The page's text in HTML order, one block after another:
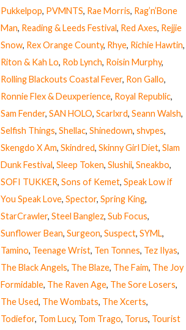
Pukkelpop, PVMNTS, Rae Morris, Rag’n’Bone
Man, Reading & Leeds Festival, Red Axes, Rejjie
Snow, Rex Orange County, Rhye, Richie Hawtin,
Riton & Kah Lo, Rob Lynch, Roisin Murphy,
Rolling Blackouts Coastal Fever, Ron Gallo,
Ronnie Flex & Deuxperience, Royal Republic,
Sam Fender, SAN HOLO, Scarlxrd, Seann Walsh,
Selfish Things, Shellac, Shinedown, shvpes,
Skengdo X Am, Skindred, Skinny Girl Diet, Slam
Dunk Festival, Sleep Token, Slushii, Sneakbo,
SOFI TUKKER, Sons of Kemet, Speak Low if
You Speak Love, Spector, Spring King,
StarCrawler, Steel Banglez, Sub Focus,
Sunflower Bean, Surgeon, Suspect, SYML,
Tamino, Teenage Wrist, Ten Tonnes, Tez Ilyas,
The Black Angels, The Blaze, The Faim, The Joy
Formidable, The Raven Age, The Sore Losers,
The Used, The Wombats, The Xcerts,
Todiefor, Tom Lucy, Tom Trago, Torus, Tourist